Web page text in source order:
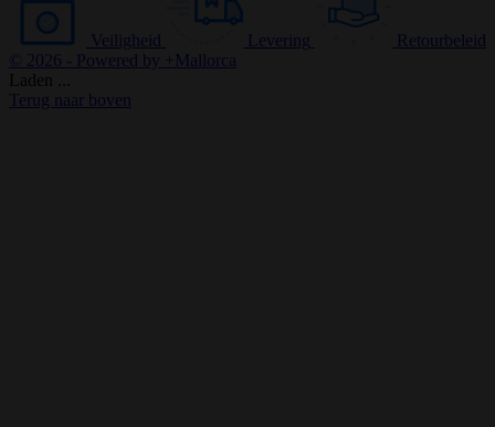
Veiligheid Levering
Retourbeleid
© 2026 - Powered by +Mallorca
Laden ...
Terug naar boven